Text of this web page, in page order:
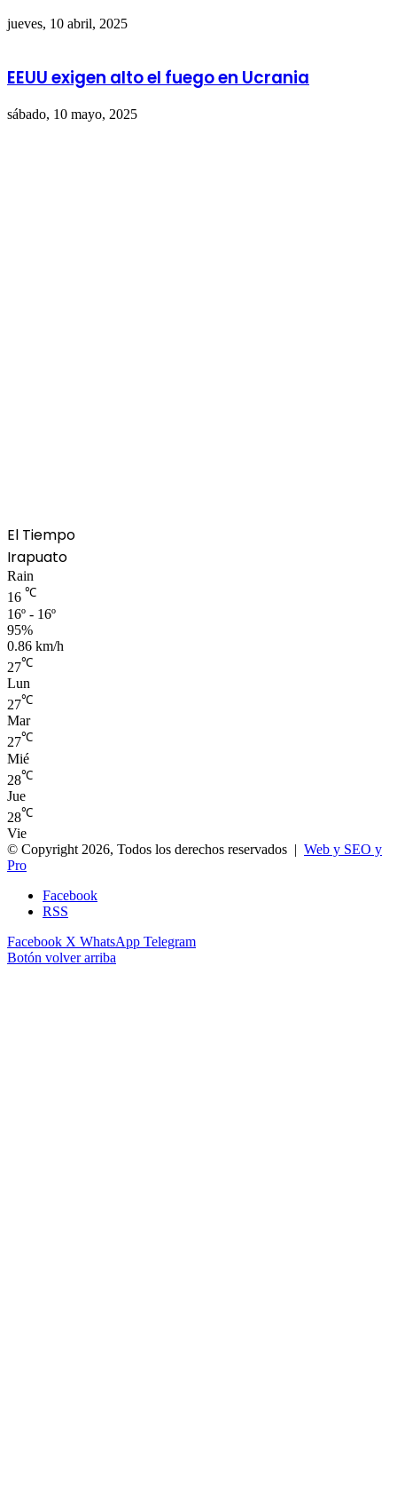
jueves, 10 abril, 2025
EEUU exigen alto el fuego en Ucrania
sábado, 10 mayo, 2025
El Tiempo
Irapuato
Rain
16 ℃
16º - 16º
95%
0.86 km/h
27℃
Lun
27℃
Mar
27℃
Mié
28℃
Jue
28℃
Vie
© Copyright 2026, Todos los derechos reservados | Web y SEO y
Pro
Facebook
RSS
Facebook X WhatsApp Telegram
Botón volver arriba